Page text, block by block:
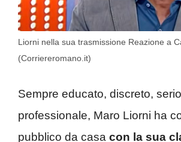
Liorni nella sua trasmissione Reazione a
(Corriereromano.it)
Sempre educato, discreto,
professionale, Maro Liorni ha
pubblico da casa con la sua